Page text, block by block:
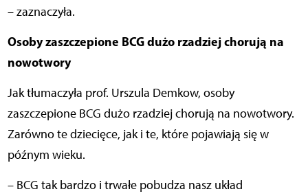
– zaznaczyła.
Osoby zaszczepione BCG dużo rzadziej chorują na
nowotwory
Jak tłumaczyła prof. Urszula Demkow, osoby
zaszczepione BCG dużo rzadziej chorują na nowotwory.
Zarówno te dziecięce, jak i te, które pojawiają się w
późnym wieku.
– BCG tak bardzo i trwałe pobudza nasz układ